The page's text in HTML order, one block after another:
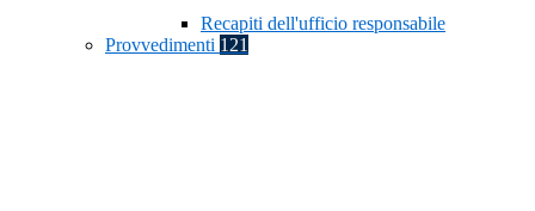
Recapiti dell'ufficio responsabile
Provvedimenti 121